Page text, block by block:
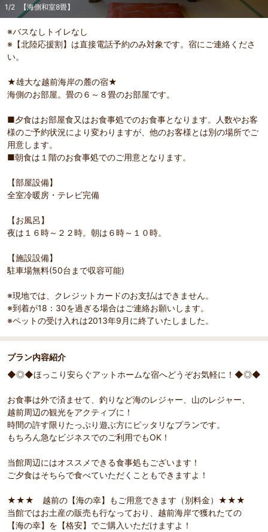
1/2 【海側和室8畳】
※バスなしトイレなし
※【北陸応援割】は直接電話予約のみ対象です。宿にご連絡くださ
い。
★雄大な越前海岸の麓の宿★
海側のお部屋。畳の６～８畳のお部屋です。
■夕食はお部屋食又はお食事処でのお食事となります。人数やお客
様のご予約状況により変わりますが、他のお客様とは別の場所でご
用意します。
■朝食は１階のお食事処でのご用意となります。
【部屋設備】
全室冷暖房・テレビ完備
【お風呂】
夜は１６時～２２時。朝は６時～１０時。
【施設設備】
駐車場無料(50台まで収容可能)
※現地では、クレジットカードのお支払はできません。
※到着が18：30を過ぎる場合はご連絡お願いします。
※ペットの受け入れは2013年9月に終了いたしました。
プラン内容紹介
◆◎◆ほっこり安らぐアットホームな宿へどうぞお気軽に！◆◎◆
お食事は外で済ませて、釣りなど海のレジャー、山のレジャー、
越前周辺の観光をアクティブに！
時間の許す限りたっぷり遊ぶ方にピッタリなプランです。
もちろん急なビジネスでのご利用でもOK！
当館周辺にはオススメできる食事処もございます！
ご夕食はそちらで食べていただくこともできますよ！
★★★ 越前の【海の幸】もご用意できます（別料金）★★★
当館ではお土産の販売も行なっており、越前海岸で獲れたての
【海の幸】を【格安】でご購入いただけますよ！
部屋詳細
Pr
evi
s
【海側和室8畳】